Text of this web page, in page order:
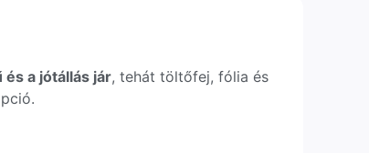
a jótállás jár, tehát töltőfej, fólia és